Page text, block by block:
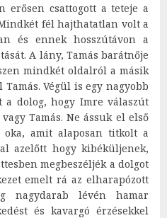
erősen csattogott a teteje a
fél hajthatatlan volt a
és ennek hosszútávon a
A lány, Tamás barátnője
mindkét oldalról a másik
Végül is egy nagyobb
a dolog, hogy Imre válaszút
Tamás. Ne ássuk el első
amit alaposan titkolt a
azelőtt hogy kibéküljenek,
megbeszéljék a dolgot
emelt rá az elharapózott
nagydarab lévén hamar
és kavargó érzésekkel